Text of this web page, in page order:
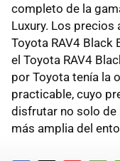
completo de la
Luxury. Los precios
Toyota RAV4 Black
el Toyota RAV4
por Toyota tenía la
practicable, cuyo
disfrutar no solo de
más amplia del